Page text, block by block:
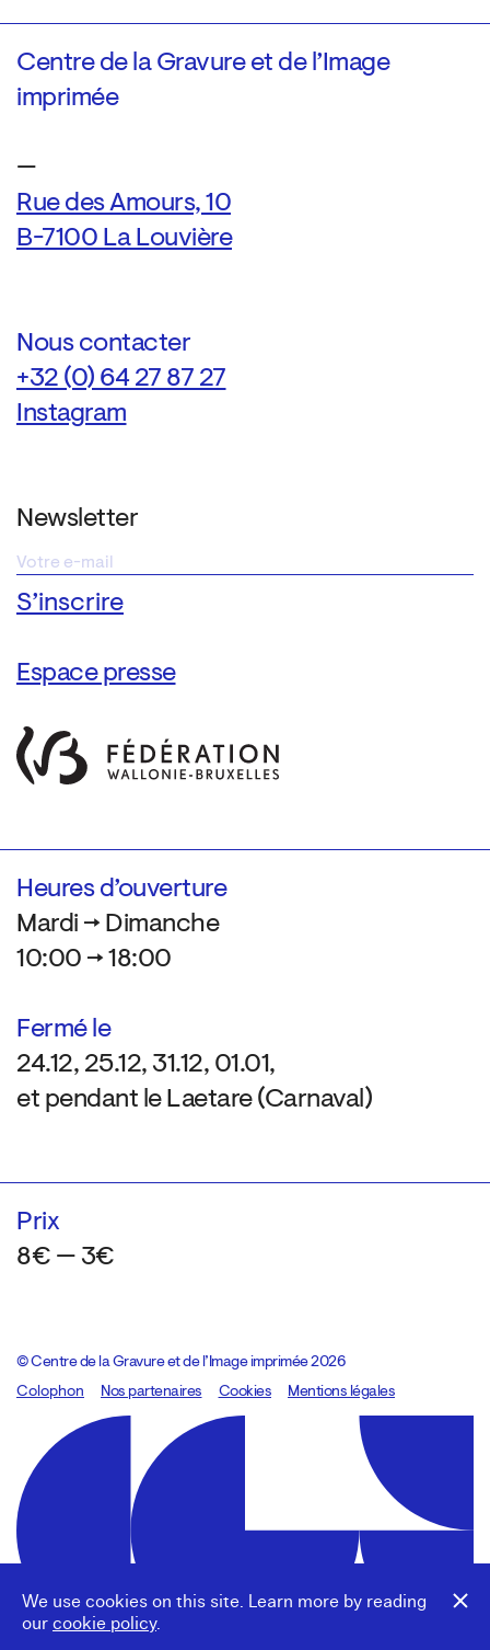
We use cookies on this site. Learn more by reading
our cookie policy.
Centre de la Gravure et de l’Image
imprimée
—
Rue des Amours, 10
B-7100 La Louvière
Nous contacter
+32 (0) 64 27 87 27
Instagram
Newsletter
Espace presse
Heures d’ouverture
Mardi → Dimanche
10:00 → 18:00
Fermé le
24.12, 25.12, 31.12, 01.01,
et pendant le Laetare (Carnaval)
Prix
8€ — 3€
© Centre de la Gravure et de l’Image imprimée 2026
Colophon
Design:Marcel Kaczmarek, code:8080.studio
Nos partenaires Cookies Mentions légales